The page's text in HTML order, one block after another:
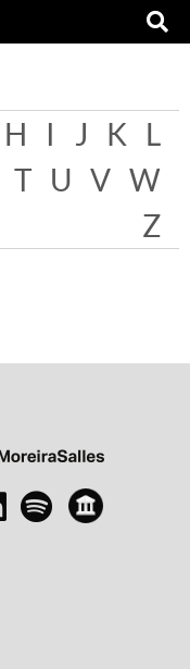
H I J K L
T U V W
Z